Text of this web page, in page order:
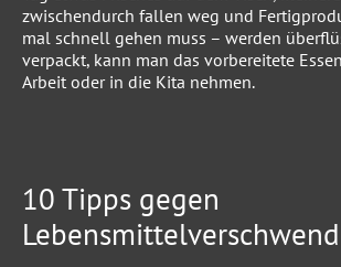
zwischendurch fallen weg und
mal schnell gehen muss – werden
verpackt, kann man das vorbereitete
Arbeit oder in die Kita nehmen.
10 Tipps gegen